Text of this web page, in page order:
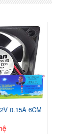
0.15A 6CM